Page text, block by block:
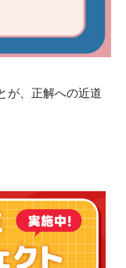
が、正解への近道